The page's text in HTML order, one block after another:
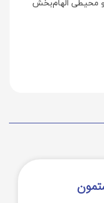
و محیطی الهام‌بخش